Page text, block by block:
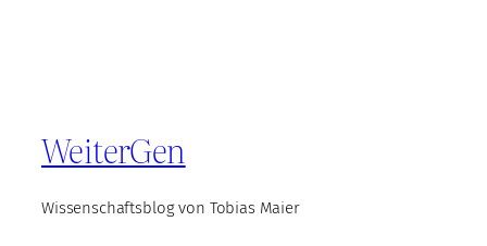
WeiterGen
Wissenschaftsblog von Tobias Maier